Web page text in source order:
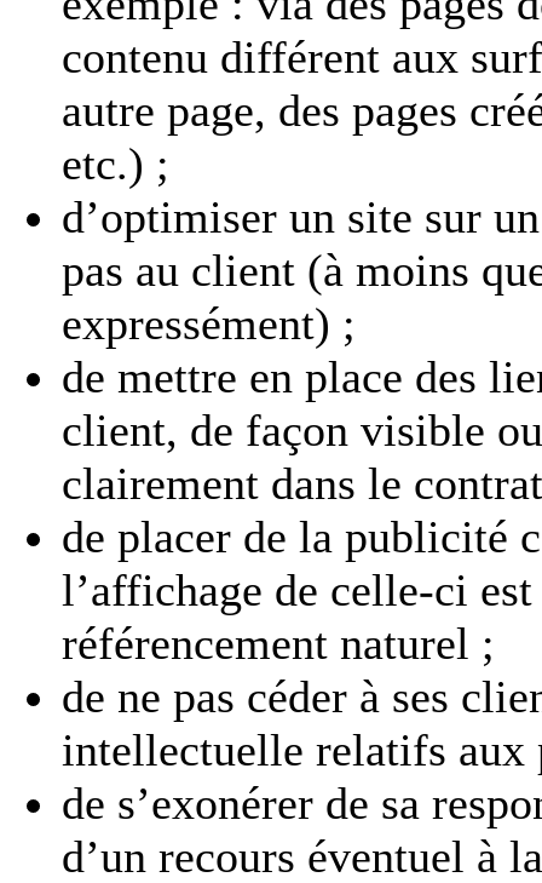
contenu différent aux
autre page, des pages
etc.) ;
d’optimiser un site sur
pas au client (à moins
expressément) ;
de mettre en place des
client, de façon visible
clairement dans le
de placer de la publicité
l’affichage de celle-ci
référencement naturel ;
de ne pas céder à ses
intellectuelle relatifs aux
de s’exonérer de sa
d’un recours éventuel à